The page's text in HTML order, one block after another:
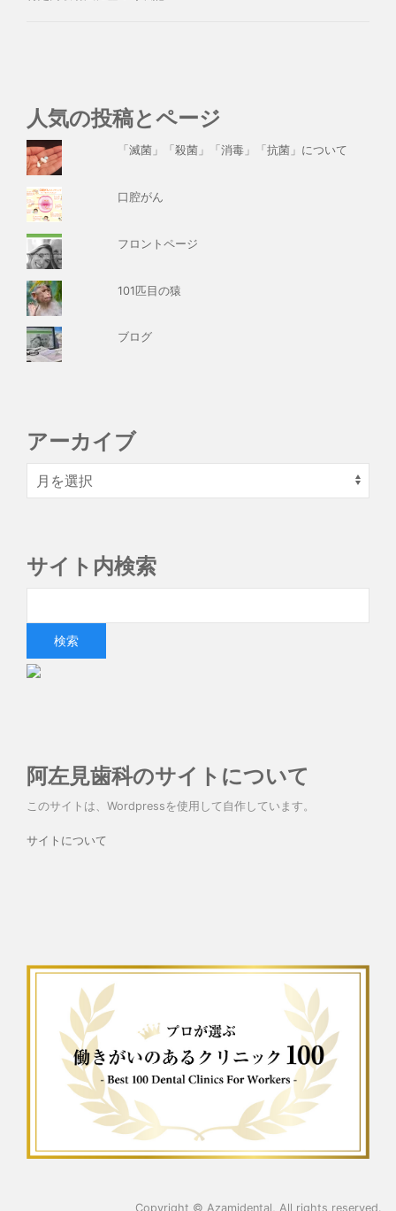
人気の投稿とページ
「滅菌」「殺菌」「消毒」「抗菌」について
口腔がん
フロントページ
101匹目の猿
ブログ
アーカイブ
サイト内検索
阿左見歯科のサイトについて
このサイトは、Wordpressを使用して自作しています。
サイトについて
Copyright © Azamidental , All rights reserved.